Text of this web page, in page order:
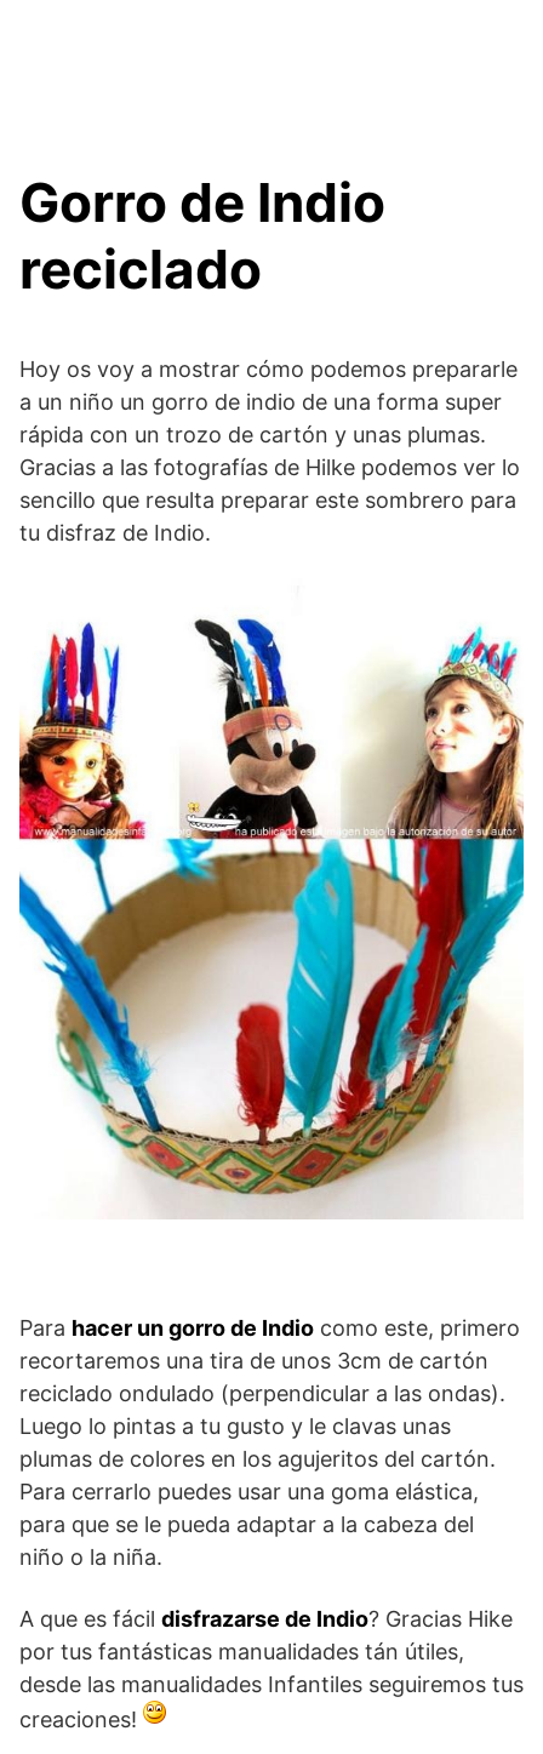
Gorro de Indio
reciclado
Hoy os voy a mostrar cómo podemos prepararle
a un niño un gorro de indio de una forma super
rápida con un trozo de cartón y unas plumas.
Gracias a las fotografías de Hilke podemos ver lo
sencillo que resulta preparar este sombrero para
tu disfraz de Indio.
Para hacer un gorro de Indio como este, primero
recortaremos una tira de unos 3cm de cartón
reciclado ondulado (perpendicular a las ondas).
Luego lo pintas a tu gusto y le clavas unas
plumas de colores en los agujeritos del cartón.
Para cerrarlo puedes usar una goma elástica,
para que se le pueda adaptar a la cabeza del
niño o la niña.
A que es fácil disfrazarse de Indio? Gracias Hike
por tus fantásticas manualidades tán útiles,
desde las manualidades Infantiles seguiremos tus
creaciones!